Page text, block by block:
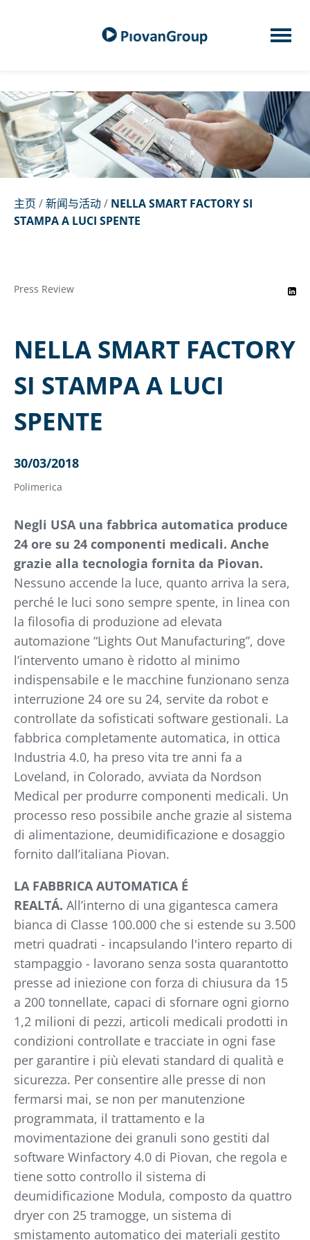
主页 /新闻与活动/ NELLA SMART FACTORY SI
STAMPA A LUCI SPENTE
Press Review
NELLA SMART FACTORY
SI STAMPA A LUCI
SPENTE
30/03/2018
Polimerica
Negli USA una fabbrica automatica produce
24 ore su 24 componenti medicali. Anche
grazie alla tecnologia fornita da Piovan.
Nessuno accende la luce, quanto arriva la sera,
perché le luci sono sempre spente, in linea con
la filosofia di produzione ad elevata
automazione “Lights Out Manufacturing”, dove
l’intervento umano è ridotto al minimo
indispensabile e le macchine funzionano senza
interruzione 24 ore su 24, servite da robot e
controllate da sofisticati software gestionali. La
fabbrica completamente automatica, in ottica
Industria 4.0, ha preso vita tre anni fa a
Loveland, in Colorado, avviata da Nordson
Medical per produrre componenti medicali. Un
processo reso possibile anche grazie al sistema
di alimentazione, deumidificazione e dosaggio
fornito dall’italiana Piovan.
LA FABBRICA AUTOMATICA É
REALTÁ. All’interno di una gigantesca camera
bianca di Classe 100.000 che si estende su 3.500
metri quadrati - incapsulando l'intero reparto di
stampaggio - lavorano senza sosta quarantotto
presse ad iniezione con forza di chiusura da 15
a 200 tonnellate, capaci di sfornare ogni giorno
1,2 milioni di pezzi, articoli medicali prodotti in
condizioni controllate e tracciate in ogni fase
per garantire i più elevati standard di qualità e
sicurezza. Per consentire alle presse di non
fermarsi mai, se non per manutenzione
programmata, il trattamento e la
movimentazione dei granuli sono gestiti dal
software Winfactory 4.0 di Piovan, che regola e
tiene sotto controllo il sistema di
deumidificazione Modula, composto da quattro
dryer con 25 tramogge, un sistema di
smistamento automatico dei materiali gestito